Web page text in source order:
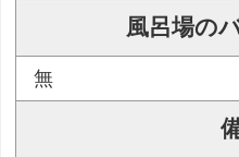
風呂場の
無